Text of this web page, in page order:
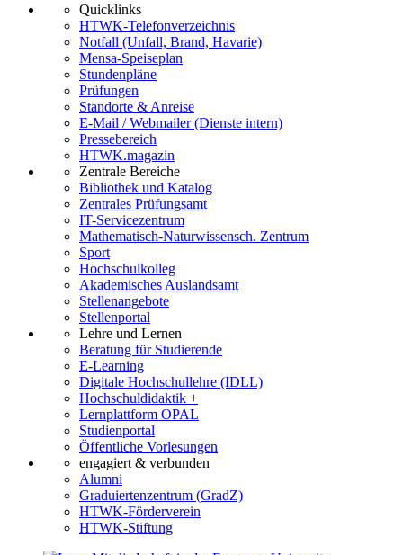
Quicklinks
HTWK-Telefonverzeichnis
Notfall (Unfall, Brand, Havarie)
Mensa-Speiseplan
Stundenpläne
Prüfungen
Standorte & Anreise
E-Mail / Webmailer (Dienste intern)
Pressebereich
HTWK.magazin
Zentrale Bereiche
Bibliothek und Katalog
Zentrales Prüfungsamt
IT-Servicezentrum
Mathematisch-Naturwissensch. Zentrum
Sport
Hochschulkolleg
Akademisches Auslandsamt
Stellenangebote
Stellenportal
Lehre und Lernen
Beratung für Studierende
E-Learning
Digitale Hochschullehre (IDLL)
Hochschuldidaktik +
Lernplattform OPAL
Studienportal
Öffentliche Vorlesungen
engagiert & verbunden
Alumni
Graduiertenzentrum (GradZ)
HTWK-Förderverein
HTWK-Stiftung